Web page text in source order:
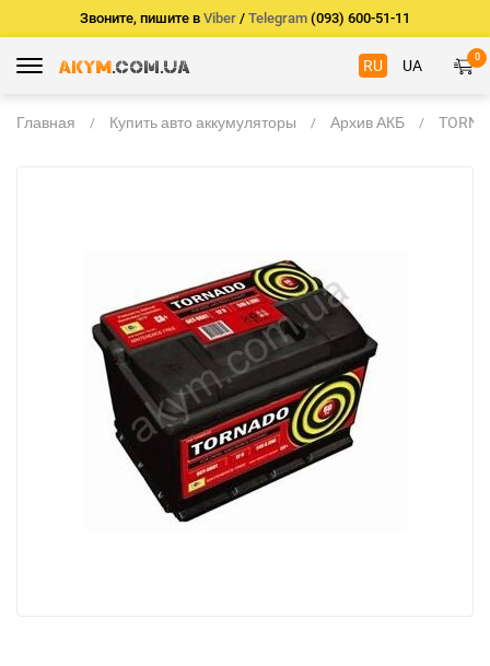
Звоните, пишите в Viber / Telegram (093) 600-51-11
RU UA 0
Главная Купить авто аккумуляторы Архив АКБ